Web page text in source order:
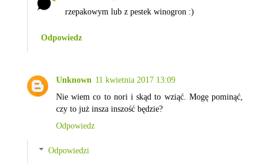
rzepakowym lub z pestek winogron :)
Odpowiedz
Unknown 11 kwietnia 2017 13:09
Nie wiem co to nori i skąd to wziąć. Mogę pominąć,
czy to już insza inszość będzie?
Odpowiedz
Odpowiedzi